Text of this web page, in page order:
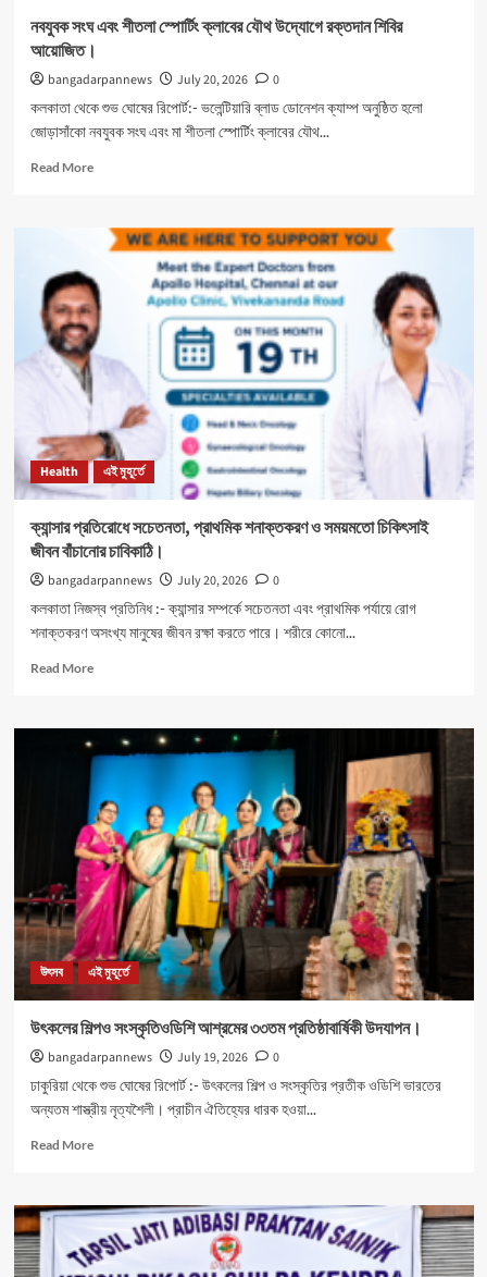
নবযুবক সংঘ এবং শীতলা স্পোর্টিং ক্লাবের যৌথ উদ্যোগে রক্তদান শিবির
আয়োজিত।
bangadarpannews July 20, 2026
0
কলকাতা থেকে শুভ ঘোষের রিপোর্ট:- ভলেন্টিয়ারি ব্লাড ডোনেশন ক্যাম্প অনুষ্ঠিত হলো
জোড়াসাঁকো নবযুবক সংঘ এবং মা শীতলা স্পোর্টিং ক্লাবের যৌথ...
Read MoreRead
নবযুবক
সংঘ
শীতলা
স্পোর্টিং
ক্লাবের
যৌথ
উদ্যোগে
রক্তদান
আয়োজিত।
Health এই মুহূর্তে
ক্যান্সার প্রতিরোধে সচেতনতা, প্রাথমিক শনাক্তকরণ ও সময়মতো চিকিৎসাই
জীবন বাঁচানোর চাবিকাঠি।
bangadarpannews July 20, 2026
0
কলকাতা নিজস্ব প্রতিনিধ :- ক্যান্সার সম্পর্কে সচেতনতা এবং প্রাথমিক পর্যায়ে রোগ
শনাক্তকরণ অসংখ্য মানুষের জীবন রক্ষা করতে পারে। শরীরে কোনো...
Read MoreRead
ক্যান্সার
প্রতিরোধে
সচেতনতা,
শনাক্তকরণ
ও
সময়মতো
চিকিৎসাই
জীবন
বাঁচানোর
চাবিকাঠি।
উৎসব এই মুহূর্তে
উৎকলের শিল্পও সংস্কৃতিওডিশি আশ্রমের ৩৩তম প্রতিষ্ঠাবার্ষিকী উদযাপন।
bangadarpannews July 19, 2026
0
ঢাকুরিয়া থেকে শুভ ঘোষের রিপোর্ট :- উৎকলের শিল্প ও সংস্কৃতির প্রতীক ওডিশি ভারতের
অন্যতম শাস্ত্রীয় নৃত্যশৈলী। প্রাচীন ঐতিহ্যের ধারক হওয়া...
Read MoreRead
উৎকলের
সংস্কৃতিওডিশি
আশ্রমের